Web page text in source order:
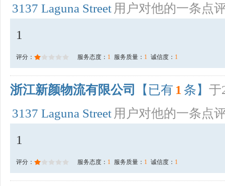
3137 Laguna Street 用户对他的一条点
1
评分： 服务态度： 1 服务质量： 1 诚信度： 1
浙江新颜物流有限公司 【已有 1 条】 于
3137 Laguna Street 用户对他的一条点
1
评分： 服务态度： 1 服务质量： 1 诚信度： 1